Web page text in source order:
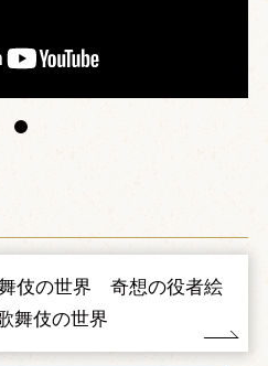
と、三番叟は躍動感にあふれ、
す。
来たのは萬歳と才造。賑やかに
三番叟』と、人々に幸せをもた
きを祝します。
伎の世界 奇想の役者絵
舞伎の世界